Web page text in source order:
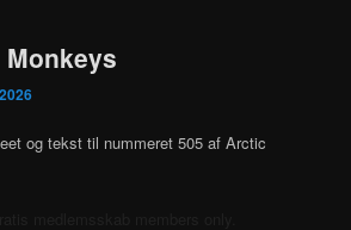
og tekst til nummeret 505 af Arctic